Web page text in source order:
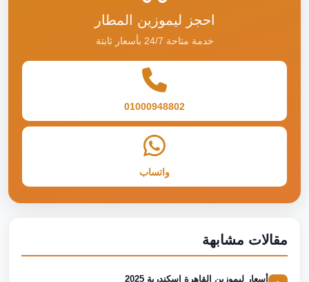
احجز ليموزين المطار
خدمة متاحة 24/7 بأسعار ثابتة
01000948802
واتساب
مقالات مشابهة
أسعار ليموزين القاهرة اسكندرية 2025